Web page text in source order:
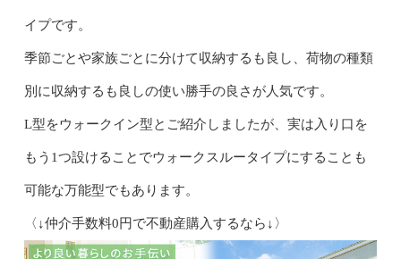
イプです。
季節ごとや家族ごとに分けて収納するも良し、荷物の種類
別に収納するも良しの使い勝手の良さが人気です。
L型をウォークイン型とご紹介しましたが、実は入り口を
もう1つ設けることでウォークスルータイプにすることも
可能な万能型でもあります。
〈↓仲介手数料0円で不動産購入するなら↓〉